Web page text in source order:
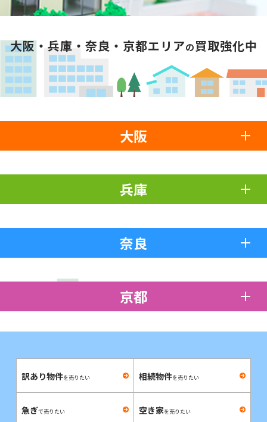
大阪・兵庫・奈良・京都エリアの買取強化中
大阪
兵庫
奈良
京都
訳あり物件を売りたい 相続物件を売りたい
急ぎで売りたい 空き家を売りたい